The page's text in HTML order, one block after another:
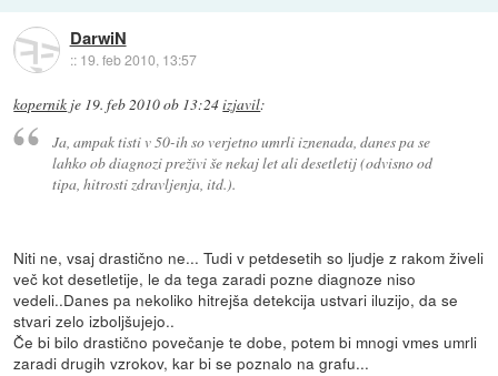
DarwiN
:: 19. feb 2010, 13:57
kopernik je 19. feb 2010 ob 13:24izjavil:
Ja, ampak tisti v 50-ih so verjetno umrli iznenada, danes pa se
lahko ob diagnozi preživi še nekaj let ali desetletij (odvisno od
tipa, hitrosti zdravljenja, itd.).
Niti ne, vsaj drastično ne... Tudi v petdesetih so ljudje z rakom živeli
več kot desetletije, le da tega zaradi pozne diagnoze niso
vedeli..Danes pa nekoliko hitrejša detekcija ustvari iluzijo, da se
stvari zelo izboljšujejo..
Če bi bilo drastično povečanje te dobe, potem bi mnogi vmes umrli
zaradi drugih vzrokov, kar bi se poznalo na grafu...